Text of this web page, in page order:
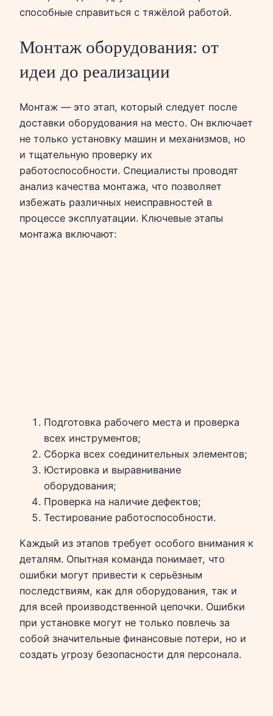
способные справиться с тяжёлой работой.
Монтаж оборудования: от
идеи до реализации
Монтаж — это этап, который следует после
доставки оборудования на место. Он включает
не только установку машин и механизмов, но
и тщательную проверку их
работоспособности. Специалисты проводят
анализ качества монтажа, что позволяет
избежать различных неисправностей в
процессе эксплуатации. Ключевые этапы
монтажа включают:
Подготовка рабочего места и проверка
всех инструментов;
Сборка всех соединительных элементов;
Юстировка и выравнивание
оборудования;
Проверка на наличие дефектов;
Тестирование работоспособности.
Каждый из этапов требует особого внимания к
деталям. Опытная команда понимает, что
ошибки могут привести к серьёзным
последствиям, как для оборудования, так и
для всей производственной цепочки. Ошибки
при установке могут не только повлечь за
собой значительные финансовые потери, но и
создать угрозу безопасности для персонала.